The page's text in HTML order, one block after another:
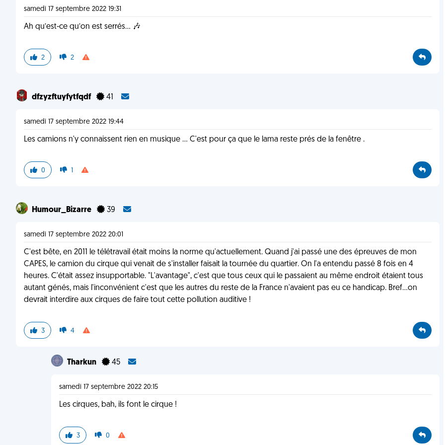
samedi 17 septembre 2022 19:31
Ah qu’est-ce qu’on est serrés… 🎶
2 2
dfzyzftuyfytfqdf 41
samedi 17 septembre 2022 19:44
Les camions n'y connaissent rien en musique ... C'est pour ça que le lama reste prés de la fenêtre .
0 1
Humour_Bizarre 39
samedi 17 septembre 2022 20:01
C'est bête, en 2011 le télétravail était moins la norme qu'actuellement. Quand j'ai passé une des épreuves de mon
CAPES, le camion du cirque qui venait de s'installer faisait la tournée du quartier. On l'a entendu passé 8 fois en 4
heures. C'était assez insupportable. "L'avantage", c'est que tous ceux qui le passaient au même endroit étaient tous
autant génés, mais l'inconvénient c'est que les autres du reste de la France n'avaient pas eu ce handicap. Bref...on
devrait interdire aux cirques de faire tout cette pollution auditive !
3 4
Tharkun 45
samedi 17 septembre 2022 20:15
Les cirques, bah, ils font le cirque !
3 0